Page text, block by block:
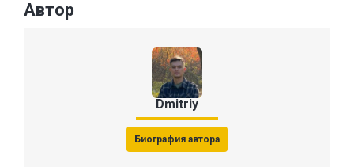
Автор
Dmitriy
Биография автора